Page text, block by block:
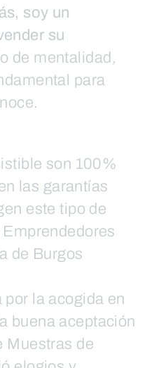
soy un
su
de mentalidad ,
para
son 100%
las garantías
este tipo de
de Burgos
la acogida en
buena aceptación
Muestras de